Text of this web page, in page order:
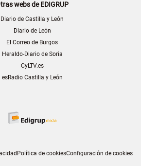
webs de EDIGRUP
Diario de Castilla y León
Diario de León
El Correo de Burgos
Heraldo-Diario de Soria
CyLTV.es
esRadio Castilla y León
Política de cookiesConfiguración de cookies